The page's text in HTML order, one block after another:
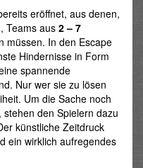
eröffnet, aus denen,
Teams aus 2 – 7
müssen. In den Escape
Hindernisse in Form
spannende
Nur wer sie zu lösen
Um die Sache noch
den Spielern dazu
künstliche Zeitdruck
ein wirklich aufregendes